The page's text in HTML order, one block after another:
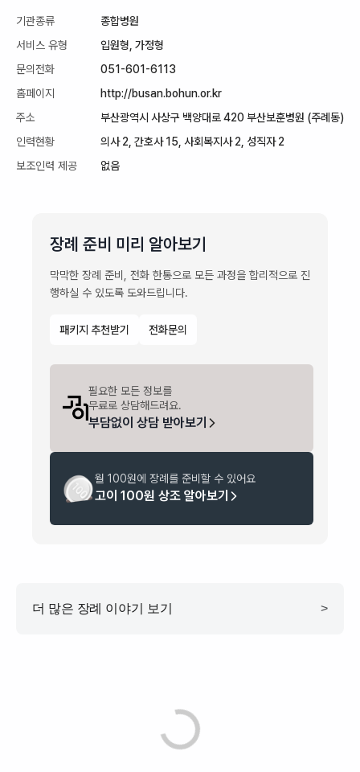
기관종류
종합병원
서비스 유형
입원형, 가정형
문의전화
051-601-6113
홈페이지
http://busan.bohun.or.kr
주소
부산광역시 사상구 백양대로 420 부산보훈병원 (주례동)
인력현황
의사 2, 간호사 15, 사회복지사 2, 성직자 2
보조인력 제공
없음
장례 준비 미리 알아보기
막막한 장례 준비, 전화 한통으로 모든 과정을 합리적으로 진
행하실 수 있도록 도와드립니다.
패키지 추천받기 전화문의
필요한 모든 정보를
무료로 상담해드려요.
부담없이 상담 받아보기
월 100원에 장례를 준비할 수 있어요
고이 100원 상조 알아보기
더 많은 장례 이야기 보기 >